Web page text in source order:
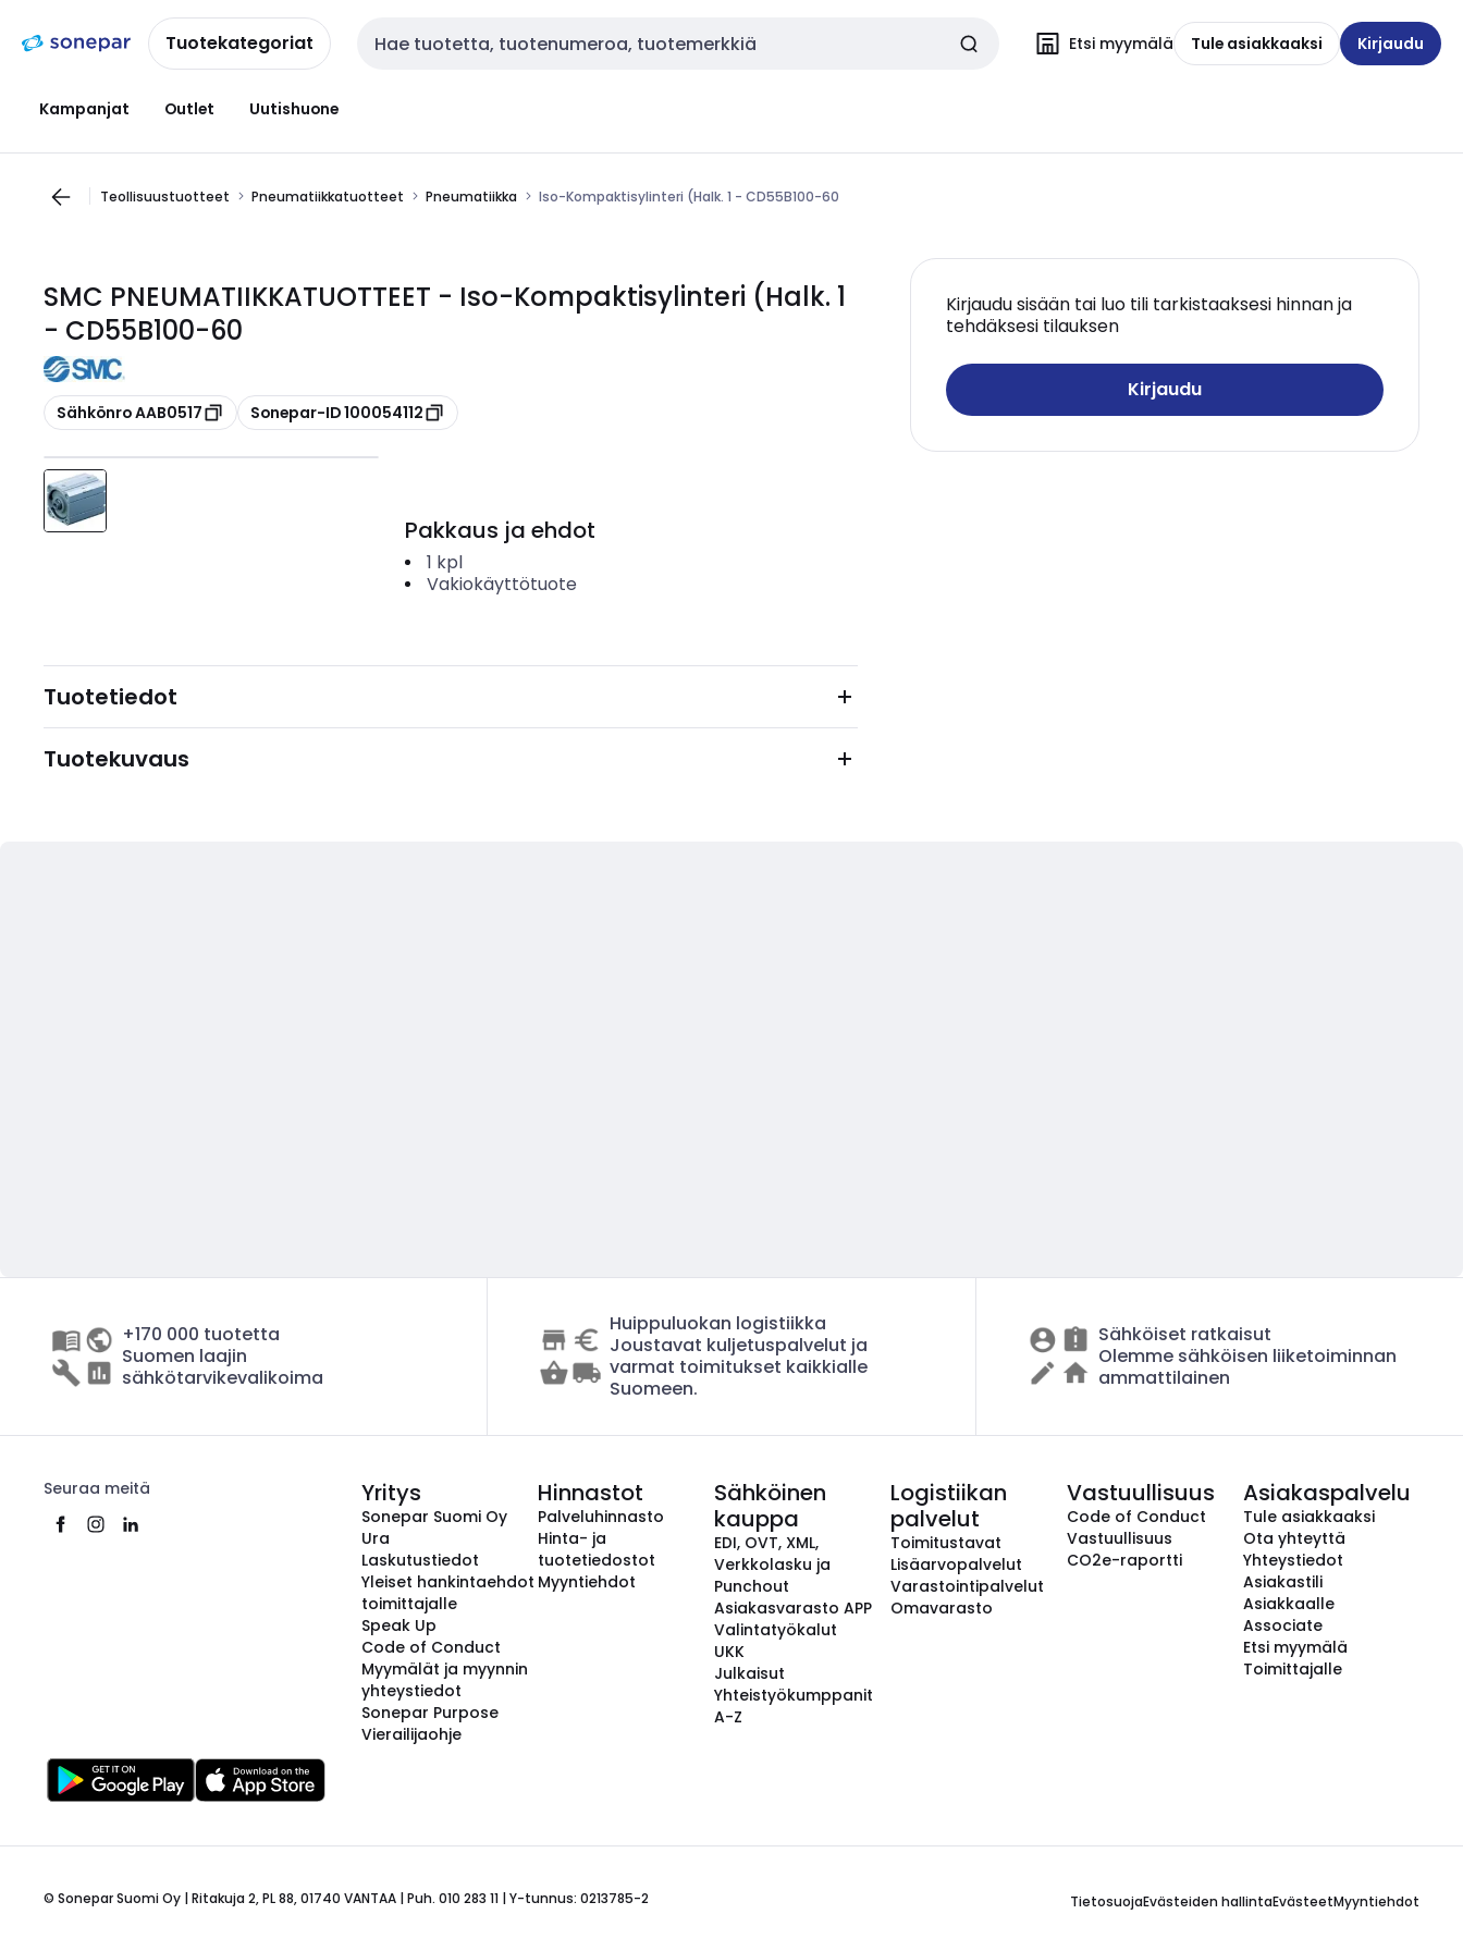
navigointiinsisältöönTuotekategoriat Haku Etsi myymälä Tule asiakkaaksi Kirjaudu
Kampanjat Outlet Uutishuone
Teollisuustuotteet Pneumatiikkatuotteet Pneumatiikka Iso-Kompaktisylinteri (Halk. 1 - CD55B100-60
SMC PNEUMATIIKKATUOTTEET - Iso-Kompaktisylinteri (Halk. 1
- CD55B100-60
Kopioi
Sähkönro AAB0517 Kopioi
Sonepar-ID 100054112
Kirjaudu sisään tai luo tili tarkistaaksesi hinnan ja
tehdäksesi tilauksen
Kirjaudu
Pakkaus ja ehdot
1 kpl
Vakiokäyttötuote
Tuotetiedot
Tuotekuvaus
+170 000 tuotetta
Suomen laajin
sähkötarvikevalikoima
Huippuluokan logistiikka
Joustavat kuljetuspalvelut ja
varmat toimitukset kaikkialle
Suomeen.
Sähköiset ratkaisut
Olemme sähköisen liiketoiminnan
ammattilainen
Seuraa meitä Yritys
Sonepar Suomi Oy
Ura
Laskutustiedot
Yleiset hankintaehdot
toimittajalle
Speak Up
Code of Conduct
Myymälät ja myynnin
yhteystiedot
Sonepar Purpose
Vierailijaohje
Hinnastot
Palveluhinnasto
Hinta- ja
tuotetiedostot
Myyntiehdot
Sähköinen
kauppa
EDI, OVT, XML,
Verkkolasku ja
Punchout
Asiakasvarasto APP
Valintatyökalut
UKK
Julkaisut
Yhteistyökumppanit
A-Z
Logistiikan
palvelut
Toimitustavat
Lisäarvopalvelut
Varastointipalvelut
Omavarasto
Vastuullisuus
Code of Conduct
Vastuullisuus
CO2e-raportti
Asiakaspalvelu
Tule asiakkaaksi
Ota yhteyttä
Yhteystiedot
Asiakastili
Asiakkaalle
Associate
Etsi myymälä
Toimittajalle
© Sonepar Suomi Oy | Ritakuja 2, PL 88, 01740 VANTAA | Puh. 010 283 11 | Y-tunnus: 0213785-2 TietosuojaEvästeiden hallintaEvästeetMyyntiehdot